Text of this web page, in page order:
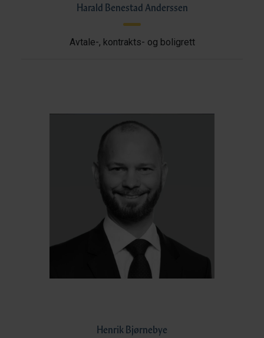
Harald Benestad Anderssen
Avtale-, kontrakts- og boligrett
Henrik Bjørnebye